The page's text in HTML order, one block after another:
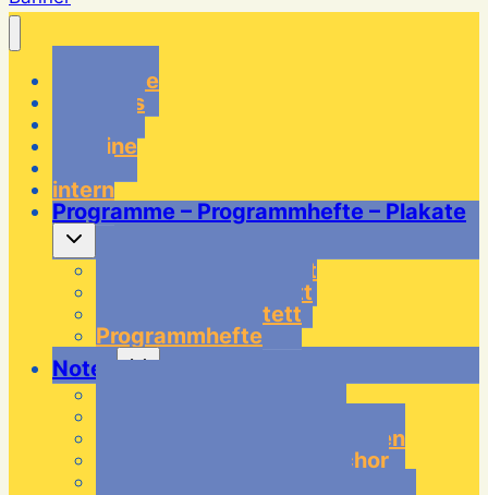
Startseite
über uns
Termine
intern
Programme – Programmhefte – Plakate
Untermenü
umschalten
Programme Quartett
Programme Quintett
Programme Tentett
Programmhefte
Noten
Untermenü
Noten – Tentett Weihnachten
Noten – Tentett Doppelchor